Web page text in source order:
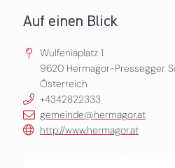
Auf einen Blick
Wulfeniaplatz 1
9620 Hermagor-Pressegger
Österreich
+4342822333
gemeinde@hermagor.at
http://www.hermagor.at